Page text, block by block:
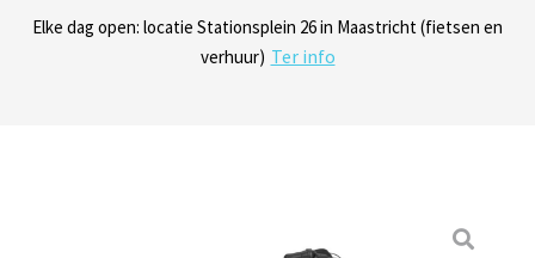
Dinsdag t/m zaterdag geopen: locaties Sphinxlunet 1 in Maastricht
(e-bikes) en Maaseikersteenweg 183 in Lanaken (fietsen en e-
Elke dag open: locatie Stationsplein 26 in Maastricht (fietsen en
verhuur) Ter info
Onze missie? Tevreden klanten! Lees reviews